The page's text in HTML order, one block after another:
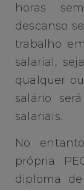
horas
descanso
trabalho
salarial,
qualquer
salário
salariais.
No
própria
diploma